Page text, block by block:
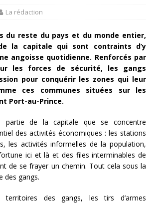
La rédaction
du reste du pays et du monde entier,
la capitale qui sont contraints d’y
angoisse quotidienne. Renforcés par
les forces de sécurité, les gangs
pour conquérir les zones qui leur
ces communes situées sur les
Port-au-Prince.
partie de la capitale que se concentre
des activités économiques : les stations
les activités informelles de la population,
ici et là et des files interminables de
de se frayer un chemin. Tout cela sous la
des gangs.
des gangs, les tirs d’armes